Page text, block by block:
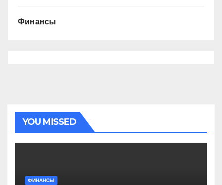
Финансы
YOU MISSED
ФИНАНСЫ